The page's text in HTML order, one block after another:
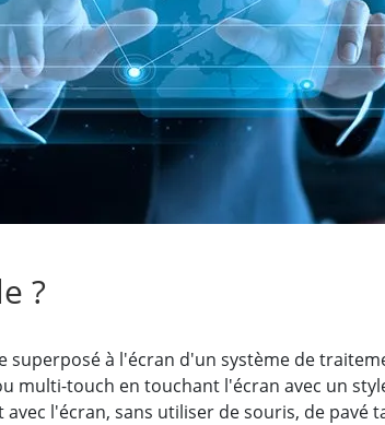
More
Écran pour la santé
classe ATEX
ATEX
robustes certifiés
ATEX
More
Ordinateur IA
Mobilité Edge AI
Panneau PC Edge AI
Ordinateurs Edge AI
?
à l'écran d'un système de
multi-touch en touchant l'écran avec un
l'écran, sans utiliser de souris, de pavé